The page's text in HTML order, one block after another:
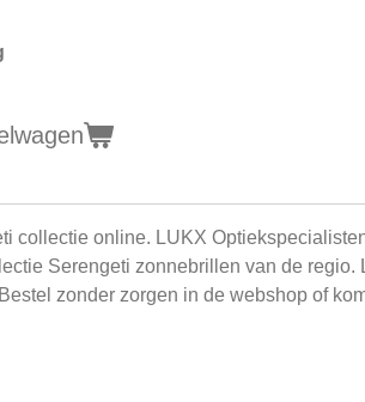
collectie online. LUKX
Serengeti zonnebrillen van de regio.
zonder zorgen in de webshop of